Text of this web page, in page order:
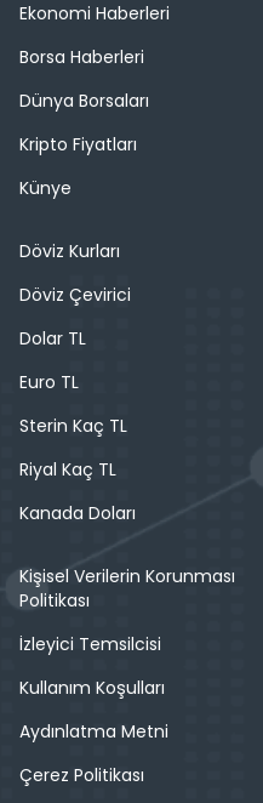
Ekonomi Haberleri
Borsa Haberleri
Dünya Borsaları
Kripto Fiyatları
Künye
Döviz Kurları
Döviz Çevirici
Dolar TL
Euro TL
Sterin Kaç TL
Riyal Kaç TL
Kanada Doları
Kişisel Verilerin Korunması
Politikası
İzleyici Temsilcisi
Kullanım Koşulları
Aydınlatma Metni
Çerez Politikası